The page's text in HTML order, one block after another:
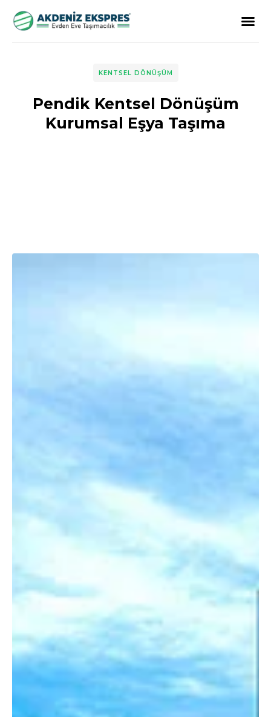
KENTSEL DÖNÜŞÜM
Pendik Kentsel Dönüşüm
Kurumsal Eşya Taşıma